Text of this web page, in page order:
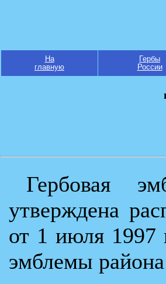
На
главную
Гербы
России
Гербовая
утверждена
от 1 июля 1997
эмблемы